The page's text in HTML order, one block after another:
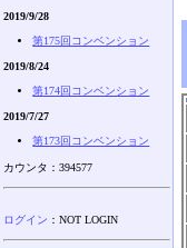
2019/9/28
第175回コンベンション
2019/8/24
第174回コンベンション
2019/7/27
第173回コンベンション
カウンタ：394577
ログイン ：NOT LOGIN